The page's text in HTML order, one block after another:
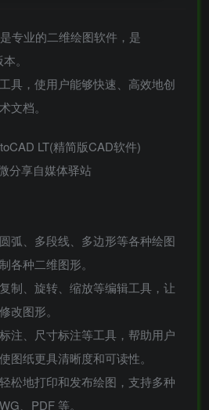
专业的二维绘图软件，是
。
具，使用户能够快速、高效地创
文档。
弧、多段线、多边形等各种绘图
各种二维图形。
制、旋转、缩放等编辑工具，让
改图形。
注、尺寸标注等工具，帮助用户
图纸更具清晰度和可读性。
松地打印和发布绘图，支持多种
、PDF 等。